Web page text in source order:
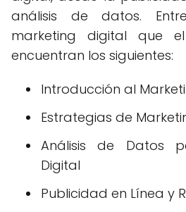
análisis de datos.
marketing digital que
encuentran los siguientes:
Introducción al
Estrategias de
Análisis de Datos
Digital
Publicidad en Línea y